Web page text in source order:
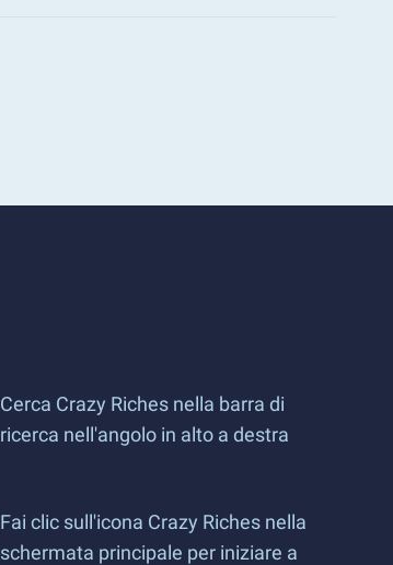
Cerca Crazy Riches nella barra di
ricerca nell'angolo in alto a destra
Fai clic sull'icona Crazy Riches nella
schermata principale per iniziare a